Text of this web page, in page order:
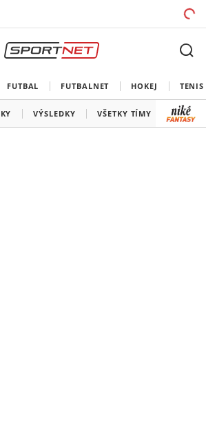
FUTBAL FUTBALNET HOKEJ TENIS
VÝSLEDKY VŠETKY TÍMY